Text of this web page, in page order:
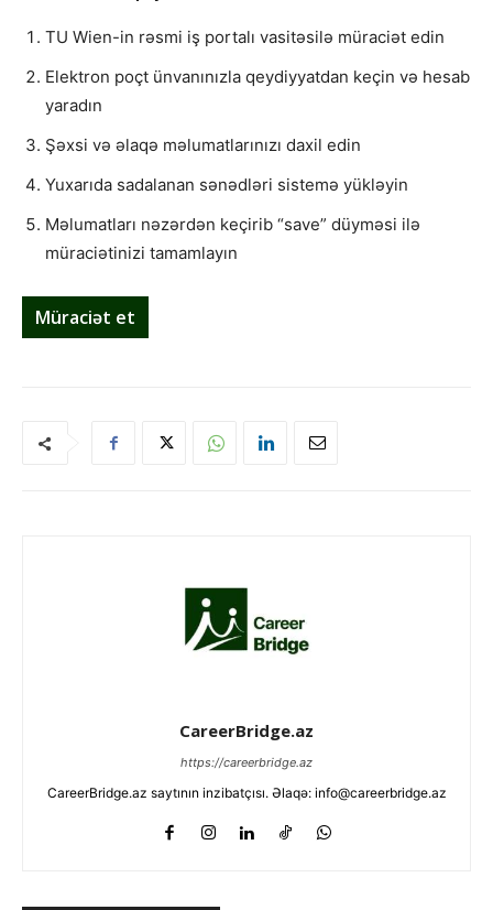
TU Wien-in rəsmi iş portalı vasitəsilə müraciət edin
Elektron poçt ünvanınızla qeydiyyatdan keçin və hesab
yaradın
Şəxsi və əlaqə məlumatlarınızı daxil edin
Yuxarıda sadalanan sənədləri sistemə yükləyin
Məlumatları nəzərdən keçirib “save” düyməsi ilə
müraciətinizi tamamlayın
Müraciət et
CareerBridge.az
https://careerbridge.az
CareerBridge.az saytının inzibatçısı. Əlaqə: info@careerbridge.az